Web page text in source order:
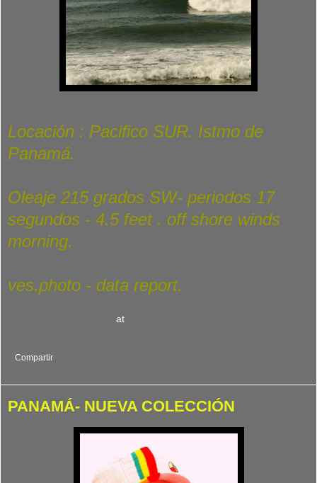
Locación : Pacifico SUR. Istmo de
Panamá.
Oleaje 215 grados SW- periodos 17
segundos - 4.5 feet . off shore winds
morning.
ves.photo - data report.
at
Compartir
PANAMÁ- NUEVA COLECCIÓN